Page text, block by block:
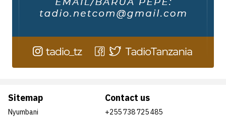
Sitemap
Nyumbani
Contact us
+255 738 725 485